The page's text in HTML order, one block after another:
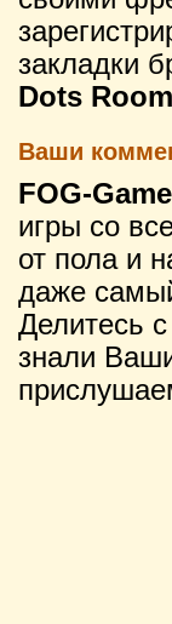
закладки
Dots
Ваши
FOG-
игры со
от пола и
даже
Делитесь
знали